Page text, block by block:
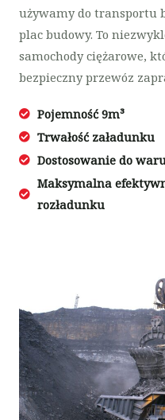
używamy do transportu
plac budowy. To
samochody ciężarowe,
bezpieczny przewóz
Pojemność 9m³
Trwałość załadunku
Dostosowanie do
Maksymalna
rozładunku